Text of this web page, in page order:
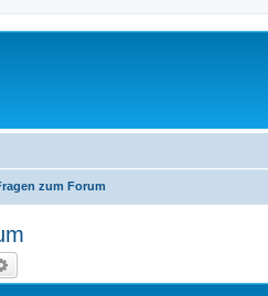
zum Forum